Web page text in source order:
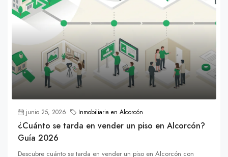
junio 25, 2026 Inmobiliaria en Alcorcón
¿Cuánto se tarda en vender un piso en Alcorcón?
Guía 2026
Descubre cuánto se tarda en vender un piso en Alcorcón con